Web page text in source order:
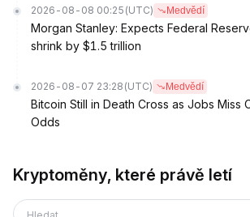
2026-08-08 00:25 (UTC) Medvědí
Morgan Stanley: Expects Federal
shrink by $1.5 trillion
2026-08-07 23:28 (UTC) Medvědí
Bitcoin Still in Death Cross as Jobs Miss
Odds
Kryptoměny, které právě letí